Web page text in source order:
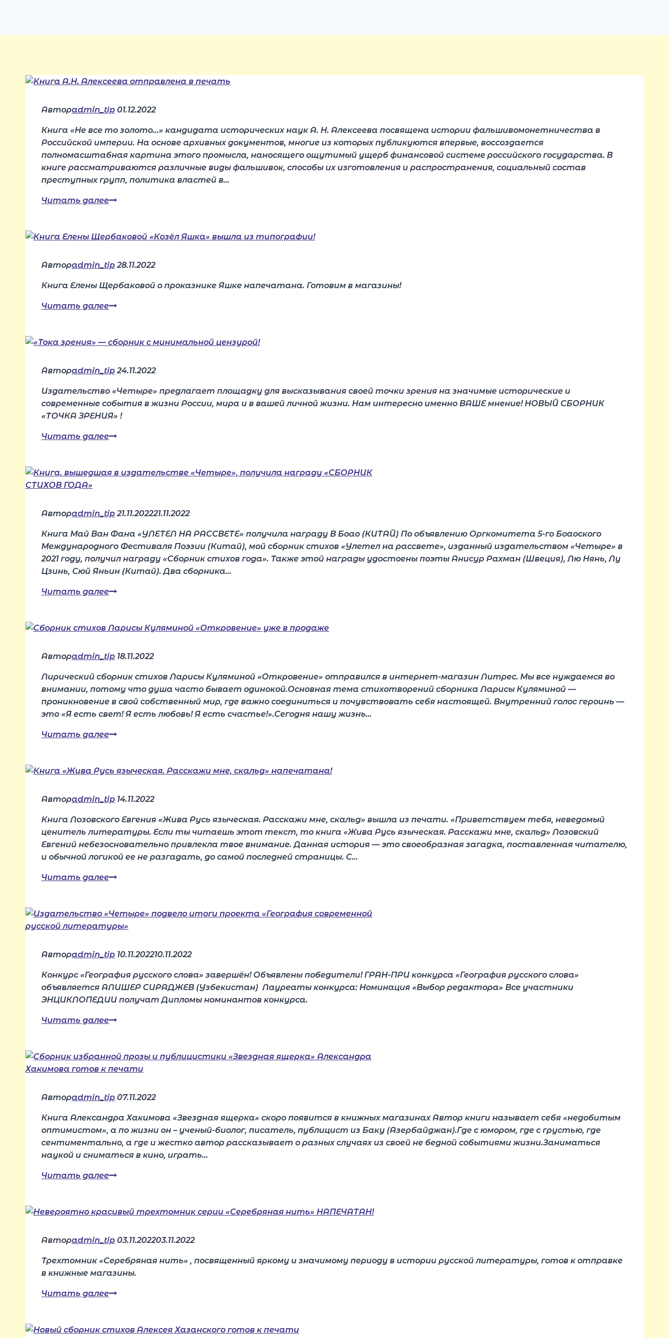
Авторadmin_tip 01.12.2022
Книга «Не все то золото…» кандидата исторических наук А. Н. Алексеева посвящена истории фальшивомонетничества в
Российской империи. На основе архивных документов, многие из которых публикуются впервые, воссоздается
полномасштабная картина этого промысла, наносящего ощутимый ущерб финансовой системе российского государства. В
книге рассматриваются различные виды фальшивок, способы их изготовления и распространения, социальный состав
преступных групп, политика властей в…
Читать далееКнига
отправлена
печать
Авторadmin_tip 28.11.2022
Книга Елены Щербаковой о проказнике Яшке напечатана. Готовим в магазины!
Читать далееКнига
«Козёл
вышла
типографии!
Авторadmin_tip 24.11.2022
Издательство «Четыре» предлагает площадку для высказывания своей точки зрения на значимые исторические и
современные события в жизни России, мира и в вашей личной жизни. Нам интересно именно ВАШЕ мнение! НОВЫЙ СБОРНИК
«ТОЧКА ЗРЕНИЯ» !
Читать далее«Тока
сборник
цензурой!
Авторadmin_tip 21.11.202221.11.2022
Книга Май Ван Фана «УЛЕТЕЛ НА РАССВЕТЕ» получила награду В Боао (КИТАЙ) По объявлению Оргкомитета 5-го Боаоского
Международного Фестиваля Поэзии (Китай), мой сборник стихов «Улетел на рассвете», изданный издательством «Четыре» в
2021 году, получил награду «Сборник стихов года». Также этой награды удостоены поэты Анисур Рахман (Швеция), Лю Нянь, Лу
Цзинь, Сюй Яньин (Китай). Два сборника…
Читать далееКнига,
издательстве
получила
«СБОРНИК
СТИХОВ
ГОДА»
Авторadmin_tip 18.11.2022
Лирический сборник стихов Ларисы Куляминой «Откровение» отправился в интернет-магазин Литрес. Мы все нуждаемся во
внимании, потому что душа часто бывает одинокой.Основная тема стихотворений сборника Ларисы Куляминой —
проникновение в свой собственный мир, где важно соединиться и почувствовать себя настоящей. Внутренний голос героинь —
это «Я есть свет! Я есть любовь! Я есть счастье!».Сегодня нашу жизнь…
Читать далееСборник
Куляминой
уже
продаже
Авторadmin_tip 14.11.2022
Книга Лозовского Евгения «Жива Русь языческая. Расскажи мне, скальд» вышла из печати. «Приветствуем тебя, неведомый
ценитель литературы. Если ты читаешь этот текст, то книга «Жива Русь языческая. Расскажи мне, скальд» Лозовский
Евгений небезосновательно привлекла твое внимание. Данная история — это своеобразная загадка, поставленная читателю,
и обычной логикой ее не разгадать, до самой последней страницы. С…
Читать далееКнига
языческая.
Расскажи
скальд» напечатана!
Авторadmin_tip 10.11.202210.11.2022
Конкурс «География русского слова» завершён! Объявлены победители! ГРАН-ПРИ конкурса «География русского слова»
объявляется АЛИШЕР СИРАДЖЕВ (Узбекистан) Лауреаты конкурса: Номинация «Выбор редактора» Все участники
ЭНЦИКЛОПЕДИИ получат Дипломы номинантов конкурса.
Читать далееИздательство
итоги
проекта «География
русской
Авторadmin_tip 07.11.2022
Книга Александра Хакимова «Звездная ящерка» скоро появится в книжных магазинах Автор книги называет себя «недобитым
оптимистом», а по жизни он – ученый-биолог, писатель, публицист из Баку (Азербайджан).Где с юмором, где с грустью, где
сентиментально, а где и жестко автор рассказывает о разных случаях из своей не бедной событиями жизни.Заниматься
наукой и сниматься в кино, играть…
Читать далееСборник
и
«Звездная
Александра
Хакимова
к
Авторadmin_tip 03.11.202203.11.2022
Трехтомник «Серебряная нить» , посвященный яркому и значимому периоду в истории русской литературы, готов к отправке
в книжные магазины.
Читать далееНевероятно
серии